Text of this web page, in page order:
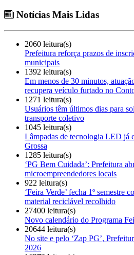
Notícias Mais Lidas
2060 leitura(s)
Prefeitura reforça prazos de
municipais
1392 leitura(s)
Em menos de 30 minutos,
recupera veículo furtado no
1271 leitura(s)
Usuários têm últimos dias para
transporte coletivo
1045 leitura(s)
Lâmpadas de tecnologia LED já
Grossa
1285 leitura(s)
‘PG Bem Cuidada’: Prefeitura
microempreendedores locais
922 leitura(s)
‘Feira Verde’ fecha 1º semestre
material reciclável recolhido
27400 leitura(s)
Novo calendário do Programa
20644 leitura(s)
No site e pelo ‘Zap PG’,
2026